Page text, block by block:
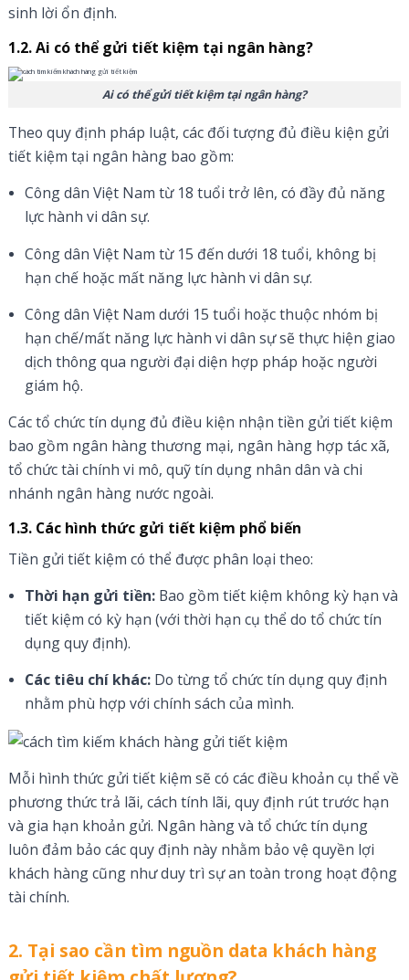
sinh lời ổn định.
1.2. Ai có thể gửi tiết kiệm tại ngân hàng?
Ai có thể gửi tiết kiệm tại ngân hàng?
Theo quy định pháp luật, các đối tượng đủ điều kiện gửi
tiết kiệm tại ngân hàng bao gồm:
Công dân Việt Nam từ 18 tuổi trở lên, có đầy đủ năng
lực hành vi dân sự.
Công dân Việt Nam từ 15 đến dưới 18 tuổi, không bị
hạn chế hoặc mất năng lực hành vi dân sự.
Công dân Việt Nam dưới 15 tuổi hoặc thuộc nhóm bị
hạn chế/mất năng lực hành vi dân sự sẽ thực hiện giao
dịch thông qua người đại diện hợp pháp hoặc người
giám hộ.
Các tổ chức tín dụng đủ điều kiện nhận tiền gửi tiết kiệm
bao gồm ngân hàng thương mại, ngân hàng hợp tác xã,
tổ chức tài chính vi mô, quỹ tín dụng nhân dân và chi
nhánh ngân hàng nước ngoài.
1.3. Các hình thức gửi tiết kiệm phổ biến
Tiền gửi tiết kiệm có thể được phân loại theo:
Thời hạn gửi tiền: Bao gồm tiết kiệm không kỳ hạn và
tiết kiệm có kỳ hạn (với thời hạn cụ thể do tổ chức tín
dụng quy định).
Các tiêu chí khác: Do từng tổ chức tín dụng quy định
nhằm phù hợp với chính sách của mình.
Mỗi hình thức gửi tiết kiệm sẽ có các điều khoản cụ thể về
phương thức trả lãi, cách tính lãi, quy định rút trước hạn
và gia hạn khoản gửi. Ngân hàng và tổ chức tín dụng
luôn đảm bảo các quy định này nhằm bảo vệ quyền lợi
khách hàng cũng như duy trì sự an toàn trong hoạt động
tài chính.
2. Tại sao cần tìm nguồn data khách hàng